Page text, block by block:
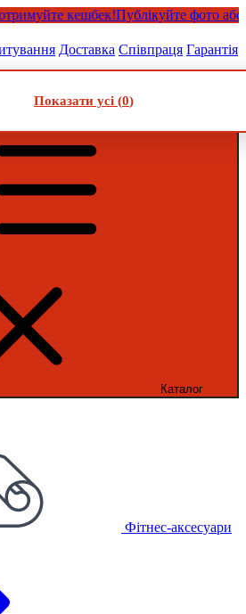
кешбек!Публікуйте фото або
Доставка Співпраця Гарантія
Каталог
Фітнес-аксесуари
Показати усі (0)